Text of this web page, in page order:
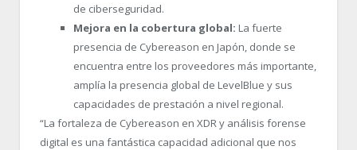
de ciberseguridad.
Mejora en la cobertura global: La fuerte
presencia de Cybereason en Japón, donde se
encuentra entre los proveedores más importante,
amplía la presencia global de LevelBlue y sus
capacidades de prestación a nivel regional.
“La fortaleza de Cybereason en XDR y análisis forense
digital es una fantástica capacidad adicional que nos